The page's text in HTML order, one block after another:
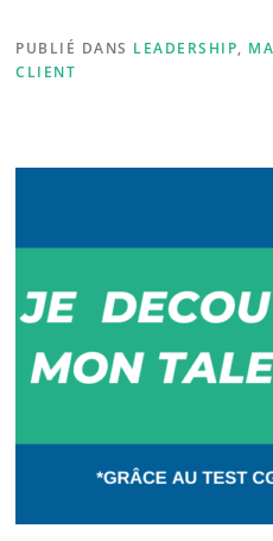
e
b
k
e
dI
PUBLIÉ DANS LEADERSHIP,
CLIENT